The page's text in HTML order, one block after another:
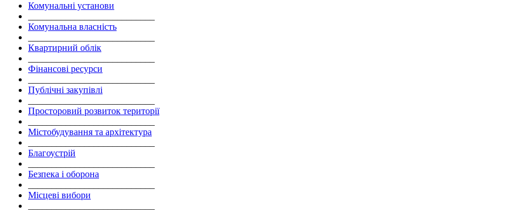
Комунальні установи
Комунальна власність
Квартирний облік
Фінансові ресурси
Публічні закупівлі
Просторовий розвиток території
Містобудування та архітектура
Благоустрій
Безпека і оборона
Місцеві вибори